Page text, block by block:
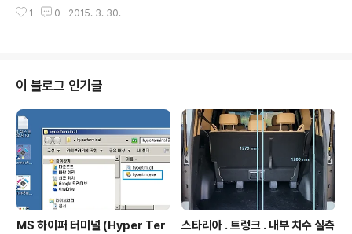
r-gecko/pages/efm32-wonder-gecko.aspx EF
도표 제시 되고 있음. EFM32WG Reference Manual
http://www.mouser.com/ds/2/368/EFM32WG-R
M-268723.pdf EFM32 Wonder Gecko 시리즈 ..
1 0 2015. 3. 30.
이 블로그 인기글
MS 하이퍼 터미널 (Hyper Ter
스타리아 . 트렁크 . 내부 치수 실측